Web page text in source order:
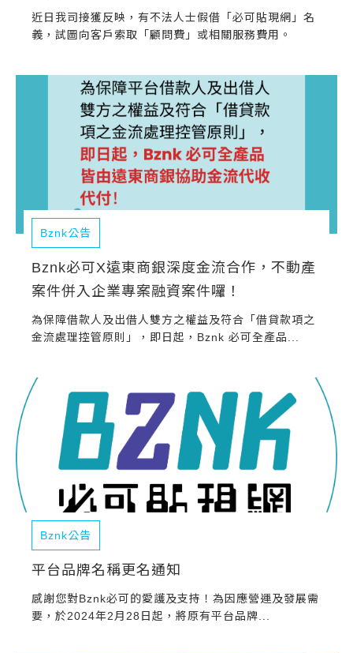
平台介紹
近日我司接獲反映，有不法人士假借「必可貼現網」名
義，試圖向客戶索取「顧問費」或相關服務費用。
Bznk公告
Bznk必可X遠東商銀深度金流合作，不動產
案件併入企業專案融資案件囉！
為保障借款人及出借人雙方之權益及符合「借貸款項之
金流處理控管原則」，即日起，Bznk 必可全產品...
Bznk公告
平台品牌名稱更名通知
感謝您對Bznk必可的愛護及支持！為因應營運及發展需
要，於2024年2月28日起，將原有平台品牌...